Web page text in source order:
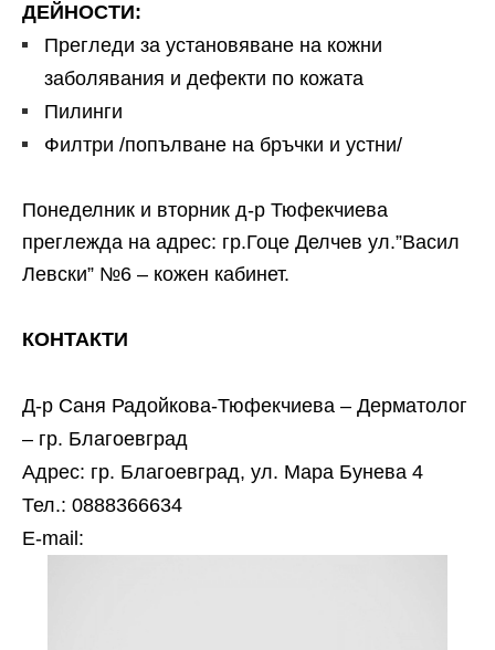
ДЕЙНОСТИ:
Прегледи за установяване на кожни
заболявания и дефекти по кожата
Пилинги
Филтри /попълване на бръчки и устни/
Понеделник и вторник д-р Тюфекчиева
преглежда на адрес: гр.Гоце Делчев ул.”Васил
Левски” №6 – кожен кабинет.
КОНТАКТИ
Д-р Саня Радойкова-Тюфекчиева – Дерматолог
– гр. Благоевград
Адрес: гр. Благоевград, ул. Мара Бунева 4
Тел.: 0888366634
Е-mail: